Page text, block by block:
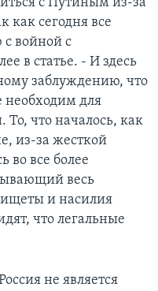
как сегодня все
с войной с
в статье. - И здесь
заблуждению, что
необходим для
То, что началось, как
из-за жесткой
во все более
весь
и насилия
что легальные
не является